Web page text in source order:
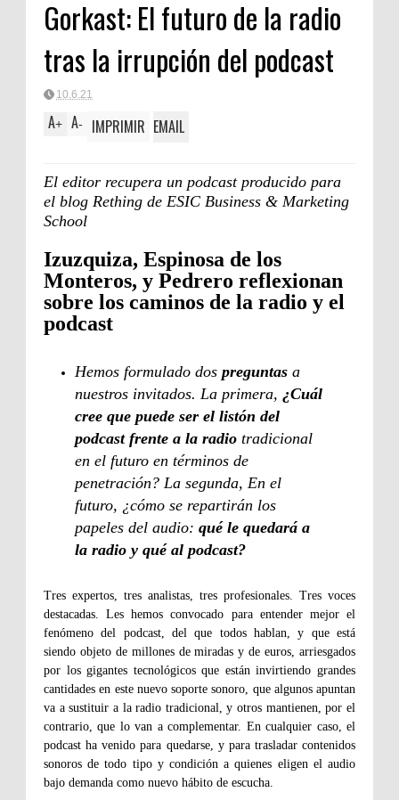
Clásica
Gorkast: El futuro de la radio
tras la irrupción del podcast
10.6.21
A+ A- IMPRIMIR EMAIL
El editor recupera un podcast producido para
el blog Rething de ESIC Business & Marketing
School
Izuzquiza, Espinosa de los
Monteros, y Pedrero reflexionan
sobre los caminos de la radio y el
podcast
Hemos formulado dos preguntas a
nuestros invitados. La primera, ¿Cuál
cree que puede ser el listón del
podcast frente a la radio tradicional
en el futuro en términos de
penetración? La segunda, En el
futuro, ¿cómo se repartirán los
papeles del audio: qué le quedará a
la radio y qué al podcast?
Tres expertos, tres analistas, tres profesionales. Tres voces
destacadas. Les hemos convocado para entender mejor el
fenómeno del podcast, del que todos hablan, y que está
siendo objeto de millones de miradas y de euros, arriesgados
por los gigantes tecnológicos que están invirtiendo grandes
cantidades en este nuevo soporte sonoro, que algunos apuntan
va a sustituir a la radio tradicional, y otros mantienen, por el
contrario, que lo van a complementar. En cualquier caso, el
podcast ha venido para quedarse, y para trasladar contenidos
sonoros de todo tipo y condición a quienes eligen el audio
bajo demanda como nuevo hábito de escucha.